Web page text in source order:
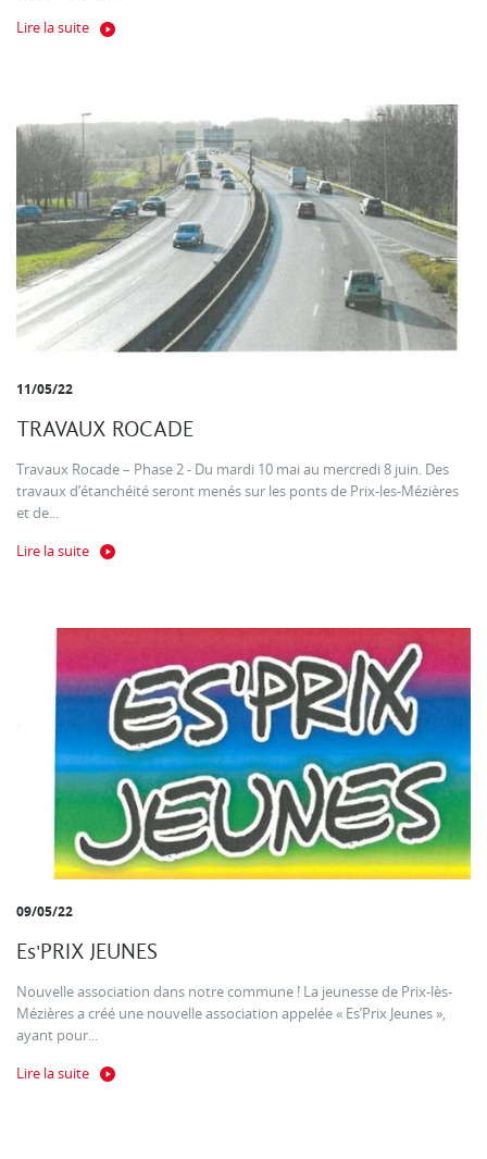
Lire la suite
11/05/22
TRAVAUX ROCADE
Travaux Rocade – Phase 2 - Du mardi 10 mai au mercredi 8 juin. Des
travaux d’étanchéité seront menés sur les ponts de Prix-les-Mézières
et de...
Lire la suite
09/05/22
Es'PRIX JEUNES
Nouvelle association dans notre commune ! La jeunesse de Prix-lès-
Mézières a créé une nouvelle association appelée « Es’Prix Jeunes »,
ayant pour...
Lire la suite